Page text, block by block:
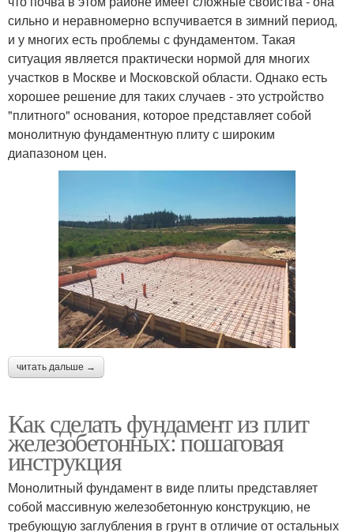
сильно и неравномерно вспучивается в зимний период,
и у многих есть проблемы с фундаментом. Такая
ситуация является практически нормой для многих
участков в Москве и Московской области. Однако есть
хорошее решение для таких случаев - это устройство
"плитного" основания, которое представляет собой
монолитную фундаментную плиту с широким
диапазоном цен.
читать дальше →
Как сделать фундамент из плит
железобетонных: пошаговая
инструкция
Монолитный фундамент в виде плиты представляет
собой массивную железобетонную конструкцию, не
требующую заглубления в грунт в отличие от остальных